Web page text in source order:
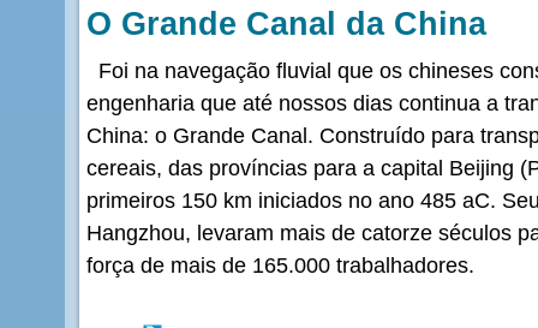
O Grande Canal da China
Foi na navegação fluvial que os chineses
engenharia que até nossos dias continua a
China: o Grande Canal. Construído para
cereais, das províncias para a capital Beijing
primeiros 150 km iniciados no ano 485 aC.
Hangzhou, levaram mais de catorze séculos
força de mais de 165.000 trabalhadores.